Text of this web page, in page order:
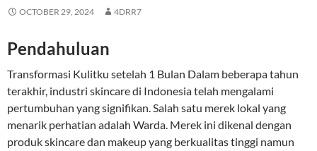
OCTOBER 29, 2024 4DRR7
Pendahuluan
Transformasi Kulitku setelah 1 Bulan Dalam beberapa tahun
terakhir, industri skincare di Indonesia telah mengalami
pertumbuhan yang signifikan. Salah satu merek lokal yang
menarik perhatian adalah Warda. Merek ini dikenal dengan
produk skincare dan makeup yang berkualitas tinggi namun